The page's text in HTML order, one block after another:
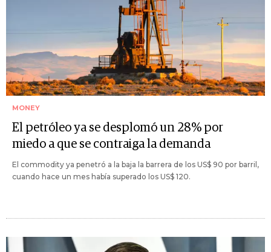
MONEY
El petróleo ya se desplomó un 28% por
miedo a que se contraiga la demanda
El commodity ya penetró a la baja la barrera de los US$ 90 por barril,
cuando hace un mes había superado los US$ 120.